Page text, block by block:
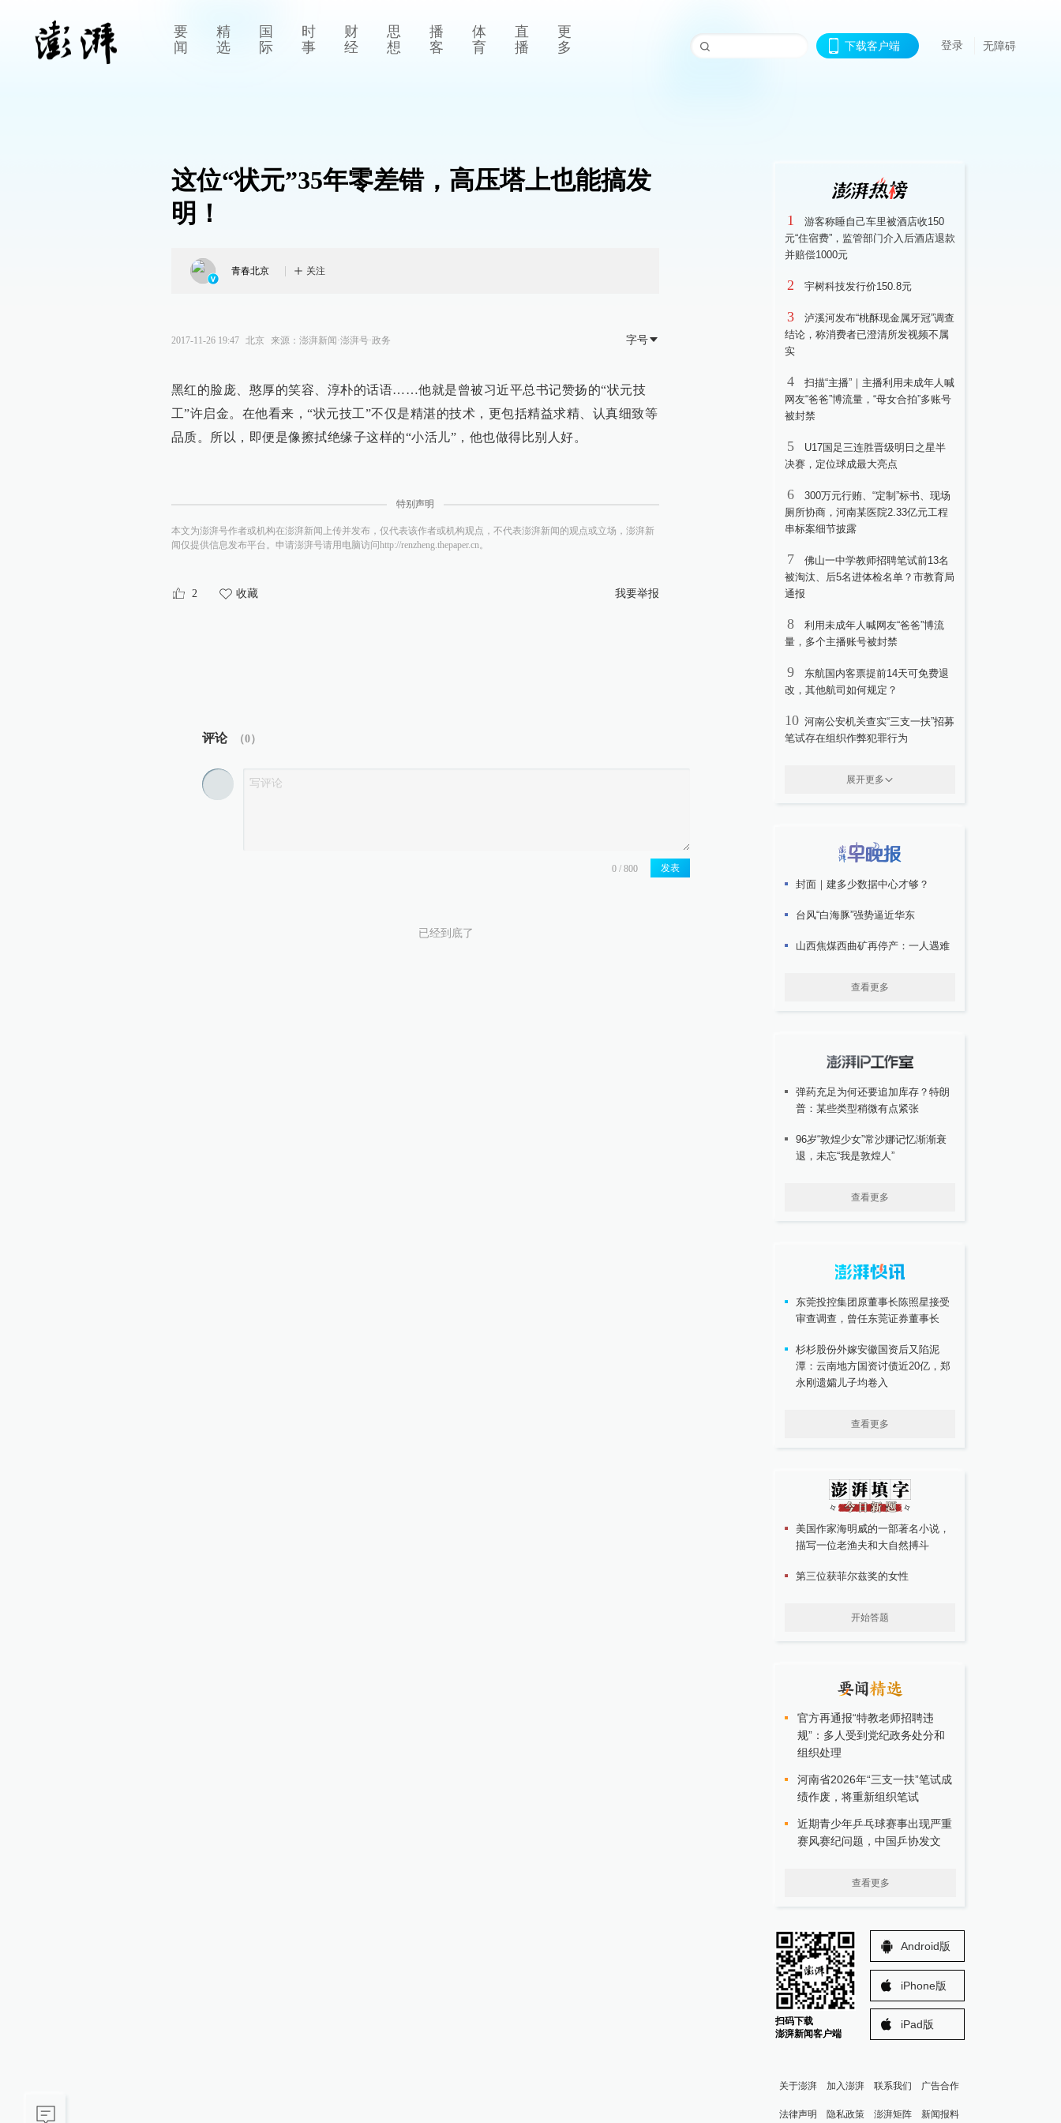
要
闻
精
选
国
际
时
事
财
经
思
想
播
客
体
育
直
播
更
多
下载客户端 登录 无障碍
这位“状元”35年零差错，高压塔上也能搞发
明！
青春北京 关注
2017-11-26 19:47 北京 来源： 澎湃新闻·澎湃号·政务 字号
黑红的脸庞、憨厚的笑容、淳朴的话语……他就是曾被习近平总书记赞扬的“状元技
工”许启金。在他看来，“状元技工”不仅是精湛的技术，更包括精益求精、认真细致等
品质。所以，即便是像擦拭绝缘子这样的“小活儿”，他也做得比别人好。
特别声明
本文为澎湃号作者或机构在澎湃新闻上传并发布，仅代表该作者或机构观点，不代表澎湃新闻的观点或立场，澎湃新
闻仅提供信息发布平台。申请澎湃号请用电脑访问http://renzheng.thepaper.cn。
2 收藏 我要举报
评论 （0）
发表
已经到底了
1
游客称睡自己车里被酒店收150
元“住宿费”，监管部门介入后酒店退款
并赔偿1000元
2 宇树科技发行价150.8元
3
泸溪河发布“桃酥现金属牙冠”调查
结论，称消费者已澄清所发视频不属
实
4
扫描“主播”｜主播利用未成年人喊
网友“爸爸”博流量，“母女合拍”多账号
被封禁
5
U17国足三连胜晋级明日之星半
决赛，定位球成最大亮点
6
300万元行贿、“定制”标书、现场
厕所协商，河南某医院2.33亿元工程
串标案细节披露
7
佛山一中学教师招聘笔试前13名
被淘汰、后5名进体检名单？市教育局
通报
8
利用未成年人喊网友“爸爸”博流
量，多个主播账号被封禁
9
东航国内客票提前14天可免费退
改，其他航司如何规定？
10 河南公安机关查实“三支一扶”招募
笔试存在组织作弊犯罪行为
展开更多
封面｜建多少数据中心才够？
台风“白海豚”强势逼近华东
山西焦煤西曲矿再停产：一人遇难
查看更多
弹药充足为何还要追加库存？特朗
普：某些类型稍微有点紧张
96岁“敦煌少女”常沙娜记忆渐渐衰
退，未忘“我是敦煌人”
查看更多
东莞投控集团原董事长陈照星接受
审查调查，曾任东莞证券董事长
杉杉股份外嫁安徽国资后又陷泥
潭：云南地方国资讨债近20亿，郑
永刚遗孀儿子均卷入
查看更多
美国作家海明威的一部著名小说，
描写一位老渔夫和大自然搏斗
第三位获菲尔兹奖的女性
开始答题
官方再通报“特教老师招聘违
规”：多人受到党纪政务处分和
组织处理
河南省2026年“三支一扶”笔试成
绩作废，将重新组织笔试
近期青少年乒乓球赛事出现严重
赛风赛纪问题，中国乒协发文
查看更多
扫码下载
澎湃新闻客户端
Android版
iPhone版
iPad版
关于澎湃 加入澎湃 联系我们 广告合作
法律声明 隐私政策 澎湃矩阵 新闻报料